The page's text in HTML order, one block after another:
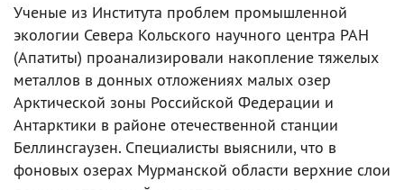
Ученые из Института проблем промышленной
экологии Севера Кольского научного центра РАН
(Апатиты) проанализировали накопление тяжелых
металлов в донных отложениях малых озер
Арктической зоны Российской Федерации и
Антарктики в районе отечественной станции
Беллинсгаузен. Специалисты выяснили, что в
фоновых озерах Мурманской области верхние слои